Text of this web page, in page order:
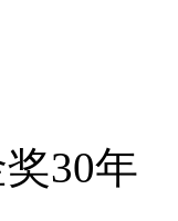
30年